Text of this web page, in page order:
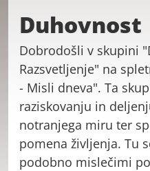
Duhovnost
Dobrodošli v skupini
Razsvetljenje" na
- Misli dneva". Ta
raziskovanju in
notranjega miru ter
pomena življenja. Tu
podobno mislečimi